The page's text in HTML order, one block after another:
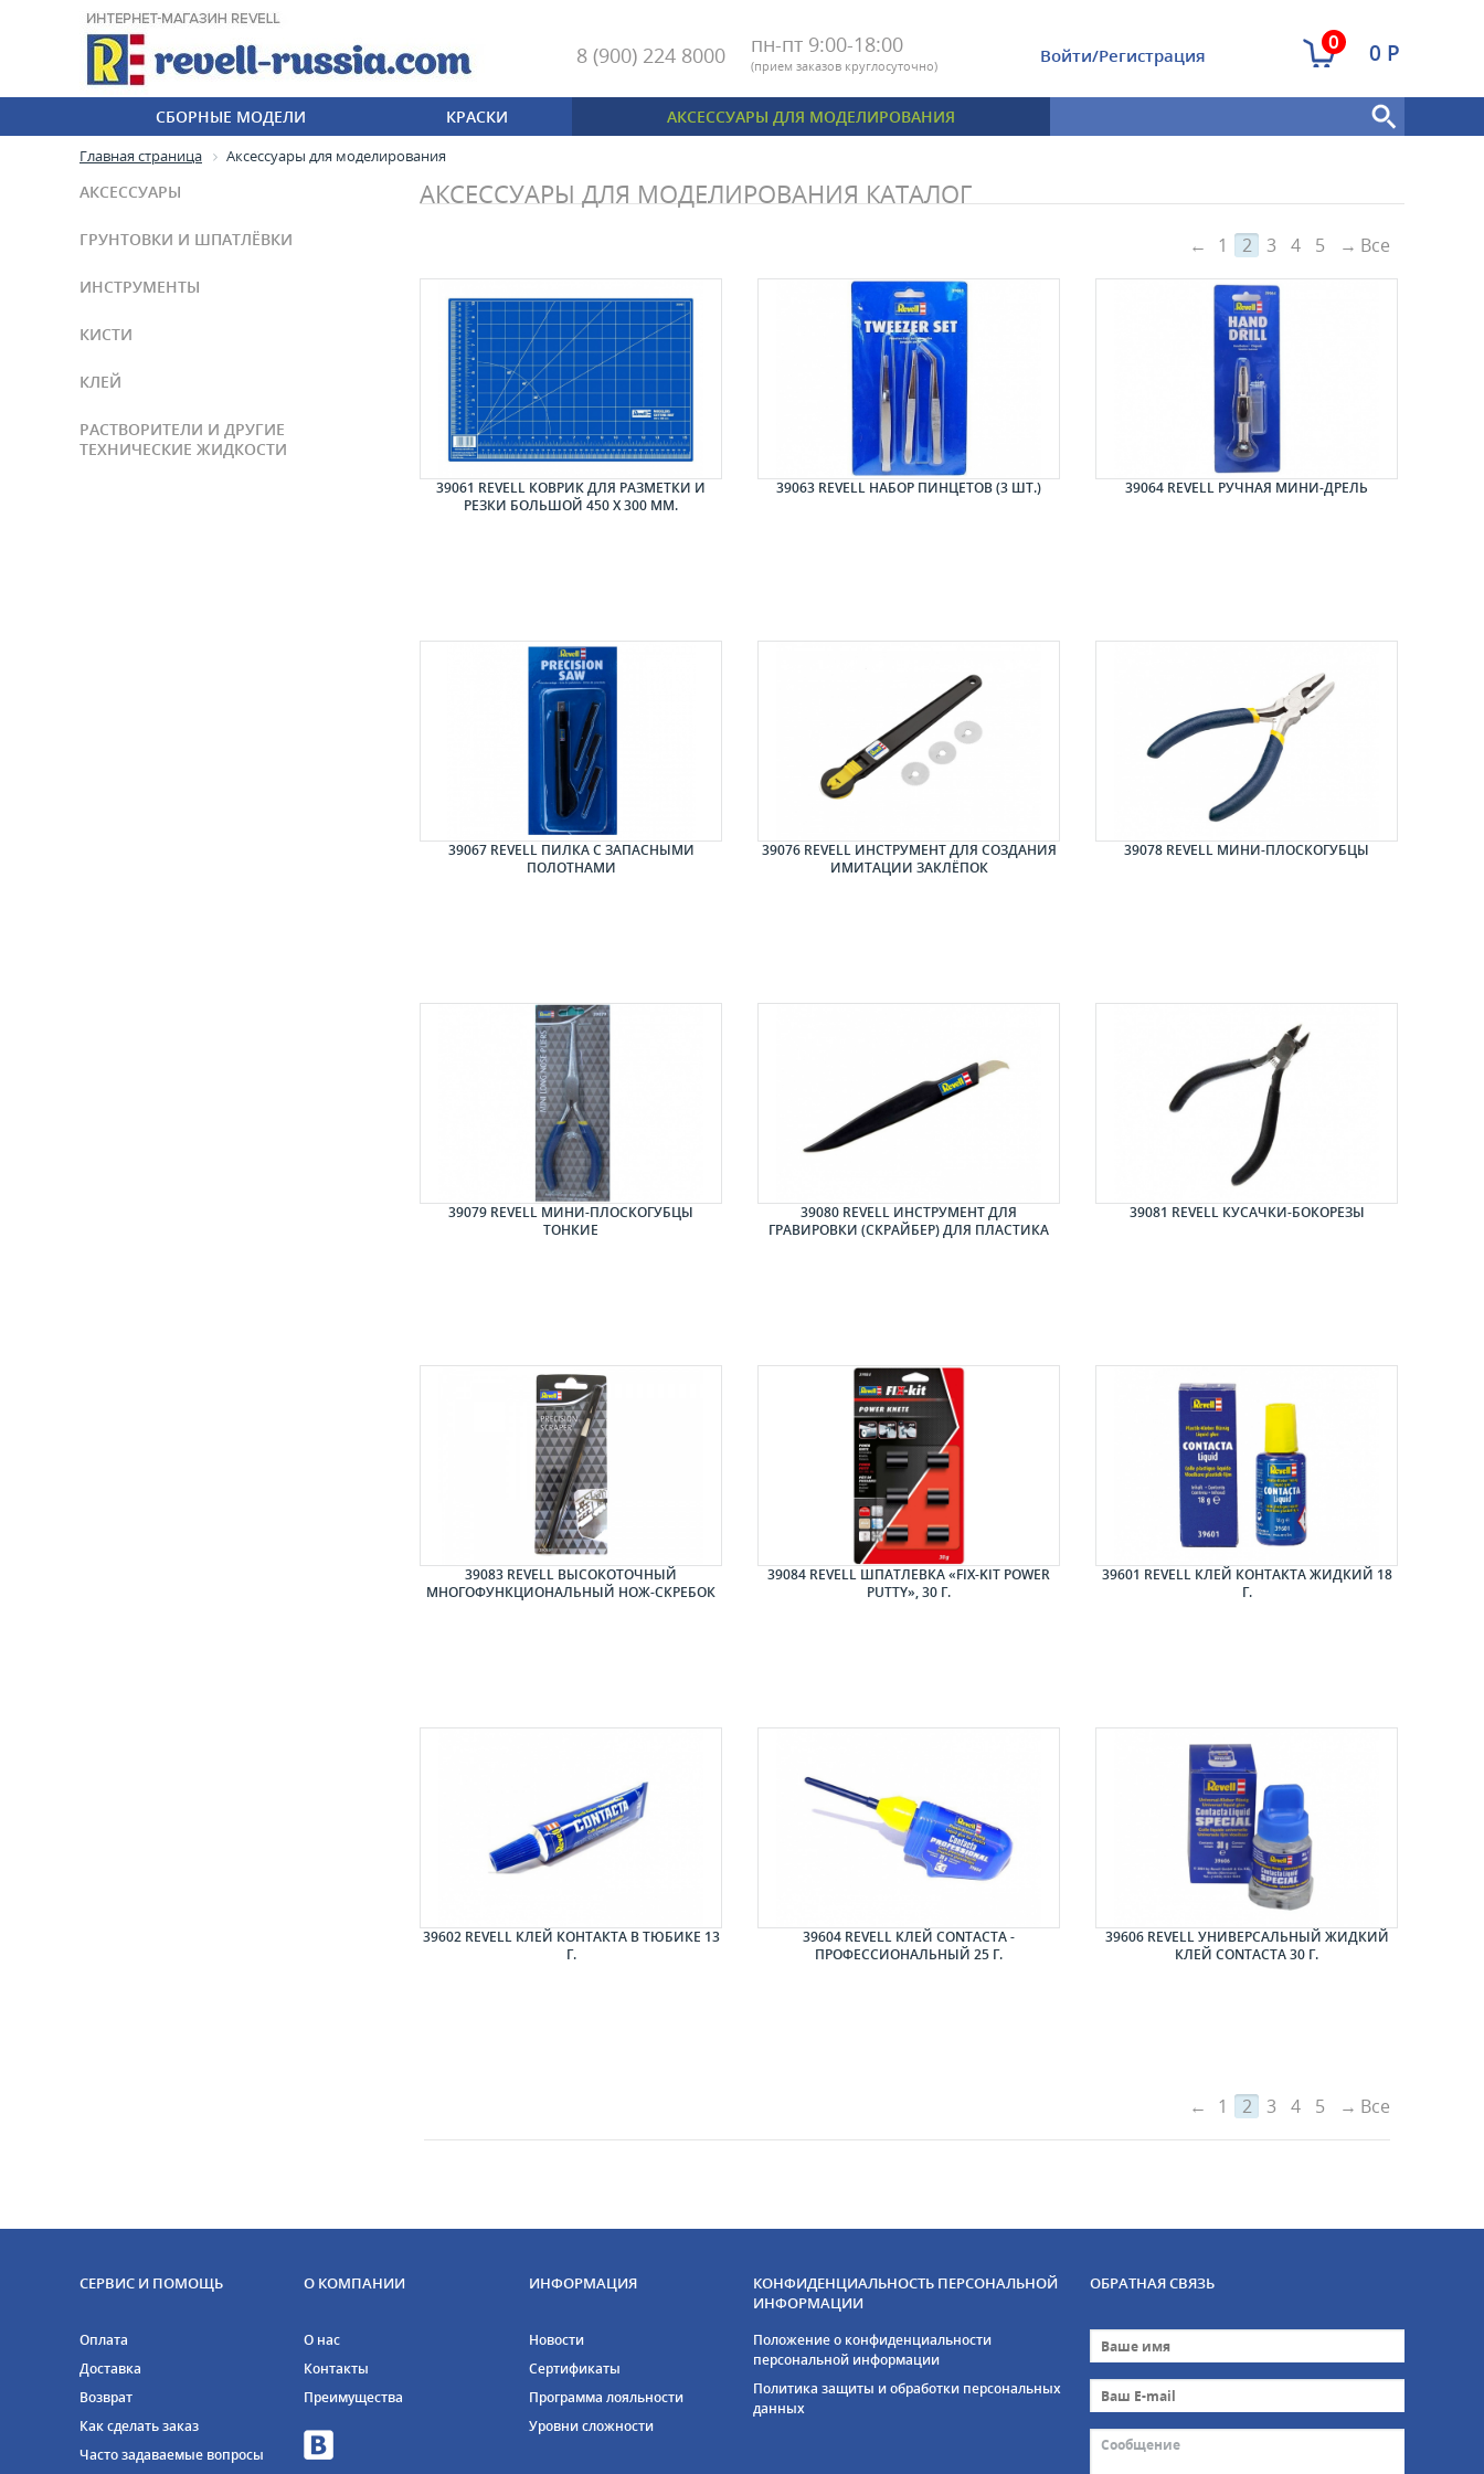
Войти/Регистрация
8 (900) 224 8000 пн-пт 9:00-18:00
(прием заказов круглосуточно)
0 0 Р
СБОРНЫЕ МОДЕЛИ КРАСКИ АКСЕССУАРЫ ДЛЯ МОДЕЛИРОВАНИЯ
Главная страница Аксессуары для моделирования
АКСЕССУАРЫ
ГРУНТОВКИ И ШПАТЛЁВКИ
ИНСТРУМЕНТЫ
КИСТИ
КЛЕЙ
РАСТВОРИТЕЛИ И ДРУГИЕ
ТЕХНИЧЕСКИЕ ЖИДКОСТИ
АКСЕССУАРЫ ДЛЯ МОДЕЛИРОВАНИЯ КАТАЛОГ
← 1 2 3 4 5 → Все
39061 REVELL КОВРИК ДЛЯ РАЗМЕТКИ И
РЕЗКИ БОЛЬШОЙ 450 Х 300 ММ.
39063 REVELL НАБОР ПИНЦЕТОВ (3 ШТ.) 39064 REVELL РУЧНАЯ МИНИ-ДРЕЛЬ
39067 REVELL ПИЛКА С ЗАПАСНЫМИ
ПОЛОТНАМИ
39076 REVELL ИНСТРУМЕНТ ДЛЯ СОЗДАНИЯ
ИМИТАЦИИ ЗАКЛЁПОК
39078 REVELL МИНИ-ПЛОСКОГУБЦЫ
39079 REVELL МИНИ-ПЛОСКОГУБЦЫ
ТОНКИЕ
39080 REVELL ИНСТРУМЕНТ ДЛЯ
ГРАВИРОВКИ (СКРАЙБЕР) ДЛЯ ПЛАСТИКА
39081 REVELL КУСАЧКИ-БОКОРЕЗЫ
39083 REVELL ВЫСОКОТОЧНЫЙ
МНОГОФУНКЦИОНАЛЬНЫЙ НОЖ-СКРЕБОК
39084 REVELL ШПАТЛЕВКА «FIX-KIT POWER
PUTTY», 30 Г.
39601 REVELL КЛЕЙ КОНТАКТА ЖИДКИЙ 18
Г.
39602 REVELL КЛЕЙ КОНТАКТА В ТЮБИКЕ 13
Г.
39604 REVELL КЛЕЙ CONTACTA -
ПРОФЕССИОНАЛЬНЫЙ 25 Г.
39606 REVELL УНИВЕРСАЛЬНЫЙ ЖИДКИЙ
КЛЕЙ CONTACTA 30 Г.
← 1 2 3 4 5 → Все
СЕРВИС И ПОМОЩЬ
Оплата
Доставка
Возврат
Как сделать заказ
Часто задаваемые вопросы
О КОМПАНИИ
О нас
Контакты
Преимущества
ИНФОРМАЦИЯ
Новости
Сертификаты
Программа лояльности
Уровни сложности
КОНФИДЕНЦИАЛЬНОСТЬ ПЕРСОНАЛЬНОЙ
ИНФОРМАЦИИ
Положение о конфиденциальности
персональной информации
Политика защиты и обработки персональных
данных
ОБРАТНАЯ СВЯЗЬ